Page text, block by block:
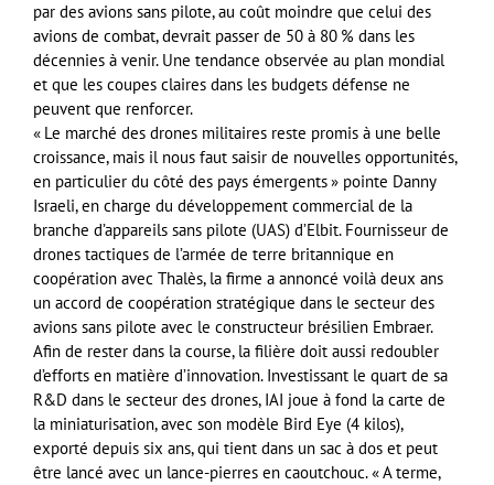
par des avions sans pilote, au coût moindre que celui des
avions de combat, devrait passer de 50 à 80 % dans les
décennies à venir. Une tendance observée au plan mondial
et que les coupes claires dans les budgets défense ne
peuvent que renforcer.
« Le marché des drones militaires reste promis à une belle
croissance, mais il nous faut saisir de nouvelles opportunités,
en particulier du côté des pays émergents » pointe Danny
Israeli, en charge du développement commercial de la
branche d’appareils sans pilote (UAS) d’Elbit. Fournisseur de
drones tactiques de l’armée de terre britannique en
coopération avec Thalès, la firme a annoncé voilà deux ans
un accord de coopération stratégique dans le secteur des
avions sans pilote avec le constructeur brésilien Embraer.
Afin de rester dans la course, la filière doit aussi redoubler
d’efforts en matière d’innovation. Investissant le quart de sa
R&D dans le secteur des drones, IAI joue à fond la carte de
la miniaturisation, avec son modèle Bird Eye (4 kilos),
exporté depuis six ans, qui tient dans un sac à dos et peut
être lancé avec un lance-pierres en caoutchouc. « A terme,